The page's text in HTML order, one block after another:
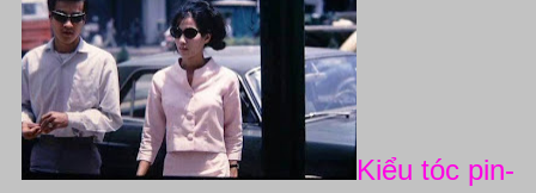
Kiểu tóc pin-